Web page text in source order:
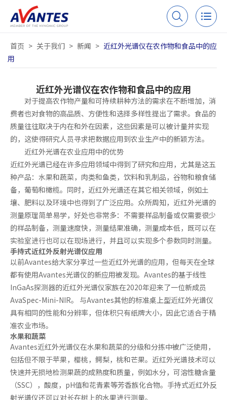
首页 > 关于我们 > 新闻 > 近红外光谱仪在农作物和食品中的应
用
近红外光谱仪在农作物和食品中的应用
对于提高农作物产量和可持续耕种方法的需求在不断增加，消
费者也对食物的高品质、方便性和选择多样性提出了需求。食品的
质量往往取决于内在和外在因素，这些因素是可以被计量并实现
的，这使得研究人员寻求把数据应用到农业生产中的新颖方法。
近红外光谱在农业应用中的优势
近红外光谱已经在许多应用领域中得到了研究和应用，尤其是这五
种产品：水果和蔬菜，肉类和鱼类，饮料和乳制品，谷物和粮食储
备，葡萄和橄榄。同时，近红外光谱还在其它相关领域，例如土
壤、肥料以及环境中也得到了广泛应用。众所周知，近红外光谱的
测量原理简单易学，好处也非常多：不需要样品制备或仅需要很少
的样品制备，测量速度快，测量结果准确，测量成本低，既可以在
实验室进行也可以在现场进行，并且可以实现多个参数同时测量。
手持式近红外反射光谱仪应用
以前Avantes给大家分享过一些近红外光谱的应用，但每天在全球
都有使用Avantes光谱仪的新应用被发现。Avantes的基于线性
InGaAs探测器的近红外光谱仪家族在2020年迎来了一位新成员
AvaSpec-Mini-NIR。 与Avantes其他的标准桌上型近红外光谱仪
具有相同的性能和分辨率，但体积只有纸牌大小，因此它适合于精
准农业市场。
水果和蔬菜
Avantes近红外光谱仪在水果和蔬菜的分级和分拣中被广泛使用，
包括但不限于苹果，樱桃，鳄梨，桃和芒果。近红外光谱技术可以
快速并无损地检测果蔬的成熟度和质量，例如水分，可溶性糖含量
（SSC），酸度，pH值和花青素等芳香族化合物。手持式近红外反
射光谱仪还可以对长在树上的水果进行测量。